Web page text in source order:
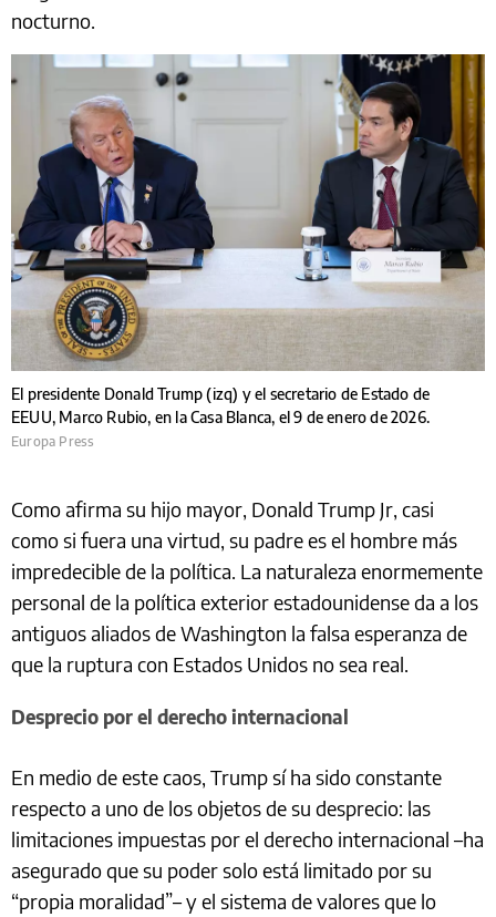
nocturno.
El presidente Donald Trump (izq) y el secretario de Estado de
EEUU, Marco Rubio, en la Casa Blanca, el 9 de enero de 2026.
Europa Press
Como afirma su hijo mayor, Donald Trump Jr, casi
como si fuera una virtud, su padre es el hombre más
impredecible de la política. La naturaleza enormemente
personal de la política exterior estadounidense da a los
antiguos aliados de Washington la falsa esperanza de
que la ruptura con Estados Unidos no sea real.
Desprecio por el derecho internacional
En medio de este caos, Trump sí ha sido constante
respecto a uno de los objetos de su desprecio: las
limitaciones impuestas por el derecho internacional –ha
asegurado que su poder solo está limitado por su
“propia moralidad”– y el sistema de valores que lo